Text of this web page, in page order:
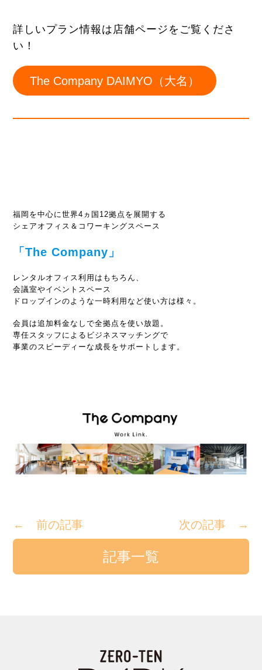
詳しいプラン情報は店舗ページをご覧くださ
い！
The Company DAIMYO（大名）
福岡を中心に世界4ヵ国12拠点を展開する
シェアオフィス＆コワーキングスペース
「The Company」
レンタルオフィス利用はもちろん、
会議室やイベントスペース
ドロップインのような一時利用など使い方は様々。
会員は追加料金なしで全拠点を使い放題。
専任スタッフによるビジネスマッチングで
事業のスピーディーな成長をサポートします。
← 前の記事 次の記事 →
記事一覧